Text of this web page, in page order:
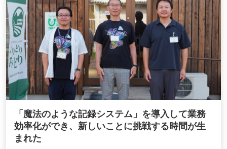
「魔法のような記録システム」を導入して業務
効率化ができ、新しいことに挑戦する時間が生
まれた